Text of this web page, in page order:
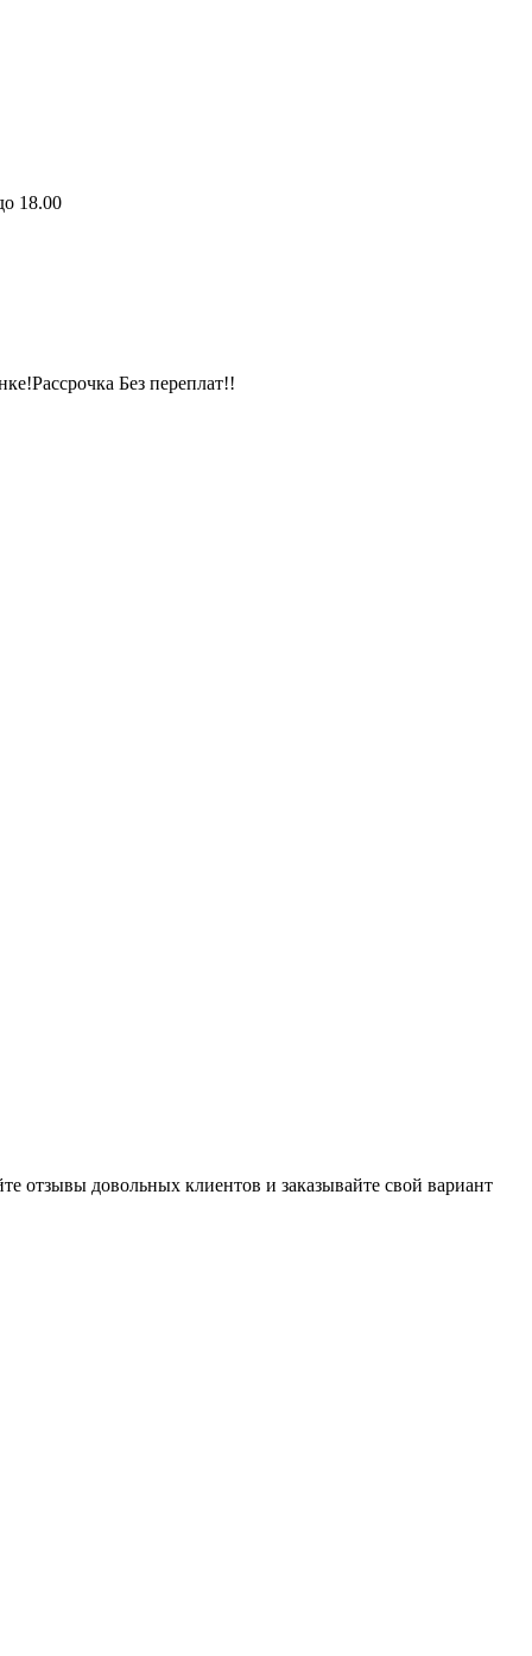
18.00
Рассрочка Без переплат!!
отзывы довольных клиентов и заказывайте свой вариант